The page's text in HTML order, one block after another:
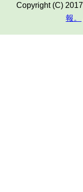
Copyright (C) 2017
報。